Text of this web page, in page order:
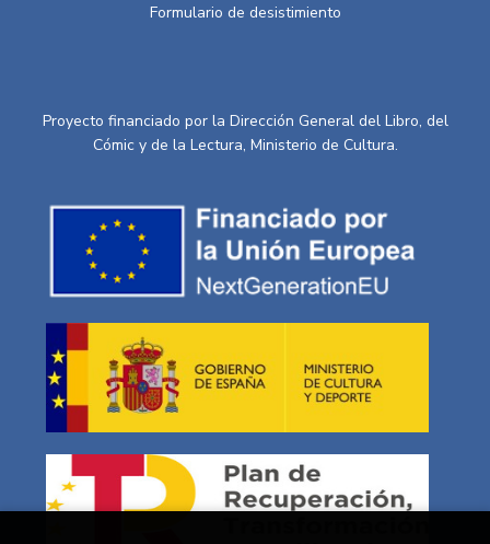
Formulario de desistimiento
Proyecto financiado por la Dirección General del Libro, del
Cómic y de la Lectura, Ministerio de Cultura.